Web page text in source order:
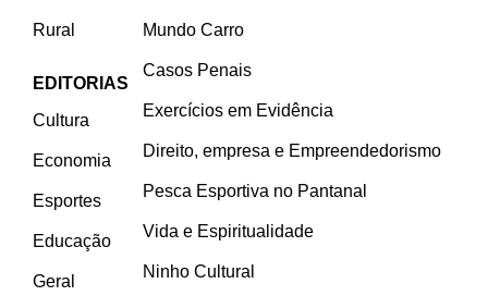
Rural
EDITORIAS
Cultura
Economia
Esportes
Educação
Geral
Mundo Carro
Casos Penais
Exercícios em Evidência
Direito, empresa e Empreendedorismo
Pesca Esportiva no Pantanal
Vida e Espiritualidade
Ninho Cultural